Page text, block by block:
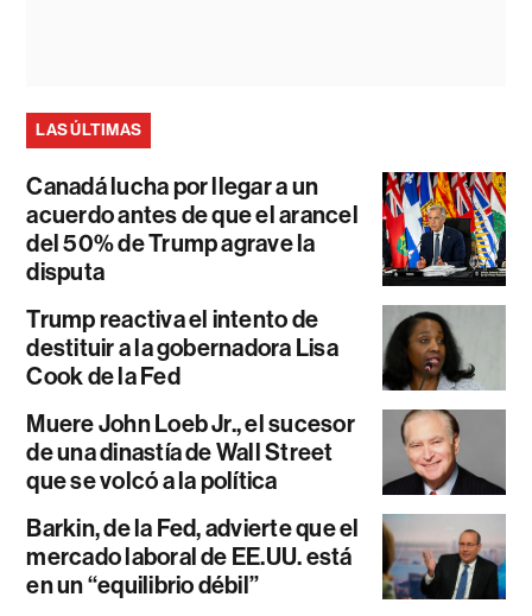
LAS ÚLTIMAS
Canadá lucha por llegar a un
acuerdo antes de que el arancel
del 50% de Trump agrave la
disputa
Trump reactiva el intento de
destituir a la gobernadora Lisa
Cook de la Fed
Muere John Loeb Jr., el sucesor
de una dinastía de Wall Street
que se volcó a la política
Barkin, de la Fed, advierte que el
mercado laboral de EE.UU. está
en un “equilibrio débil”